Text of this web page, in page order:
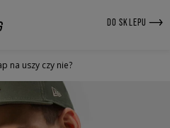
DO SKLEPU
na uszy czy nie?